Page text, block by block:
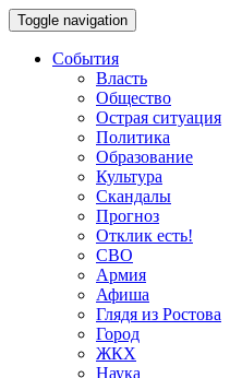
Toggle navigation
События
Власть
Общество
Острая ситуация
Политика
Образование
Культура
Скандалы
Прогноз
Отклик есть!
СВО
Армия
Афиша
Глядя из Ростова
Город
ЖКХ
Наука